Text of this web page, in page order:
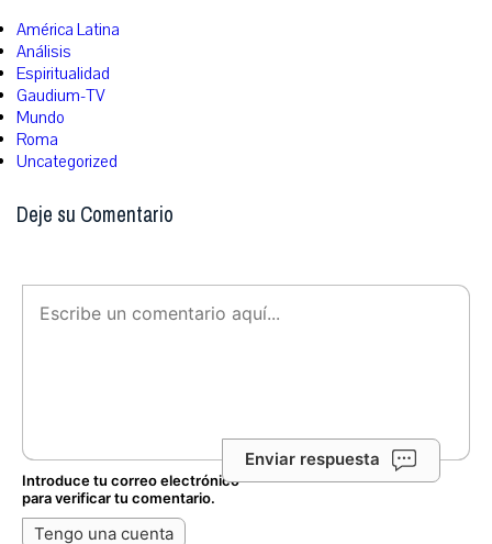
América Latina
Análisis
Espiritualidad
Gaudium-TV
Mundo
Roma
Uncategorized
Deje su Comentario
Enviar respuesta
Introduce tu correo electrónico
para verificar tu comentario.
Tengo una cuenta